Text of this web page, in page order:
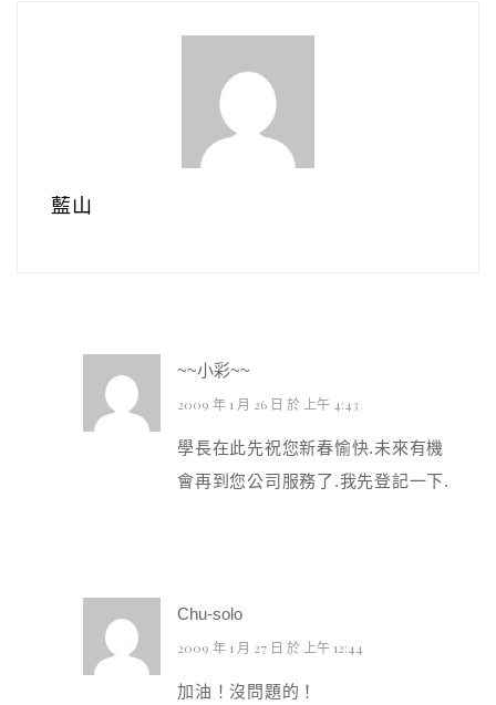
藍山
~~小彩~~
2009 年 1 月 26 日 於 上午 4:43
學長在此先祝您新春愉快.未來有機
會再到您公司服務了.我先登記一下.
Chu-solo
2009 年 1 月 27 日 於 上午 12:44
加油！沒問題的！